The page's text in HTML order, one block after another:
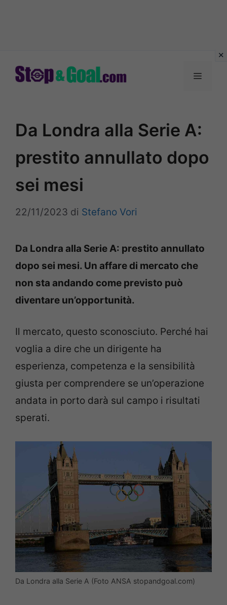
Menu
Da Londra alla Serie A:
prestito annullato dopo
sei mesi
22/11/2023 di Stefano Vori
Da Londra alla Serie A: prestito annullato
dopo sei mesi. Un affare di mercato che
non sta andando come previsto può
diventare un’opportunità.
Il mercato, questo sconosciuto. Perché hai
voglia a dire che un dirigente ha
esperienza, competenza e la sensibilità
giusta per comprendere se un’operazione
andata in porto darà sul campo i risultati
sperati.
Da Londra alla Serie A (Foto ANSA stopandgoal.com)